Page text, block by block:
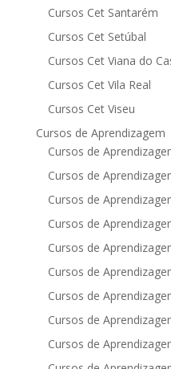
Cursos Cet Santarém
Cursos Cet Setúbal
Cursos Cet Viana do
Cursos Cet Vila Real
Cursos Cet Viseu
Cursos de Aprendizagem
Cursos de
Cursos de
Cursos de
Cursos de
Cursos de
Cursos de
Cursos de
Cursos de
Cursos de